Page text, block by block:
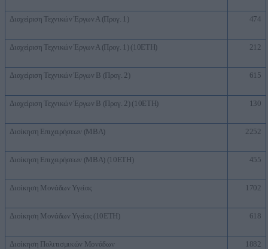
Διαχείριση Τεχνικών Έργων Α (Προγ. 1) 474
Διαχείριση Τεχνικών Έργων Α (Προγ. 1) (10ΕΤΗ) 212
Διαχείριση Τεχνικών Έργων Β (Προγ. 2) 615
Διαχείριση Τεχνικών Έργων Β (Προγ. 2) (10ΕΤΗ) 130
Διοίκηση Επιχειρήσεων (MBA) 2252
Διοίκηση Επιχειρήσεων (ΜΒΑ) (10ΕΤΗ) 455
Διοίκηση Μονάδων Υγείας 1702
Διοίκηση Μονάδων Υγείας (10ΕΤΗ) 618
Διοίκηση Πολιτισμικών Μονάδων 1882